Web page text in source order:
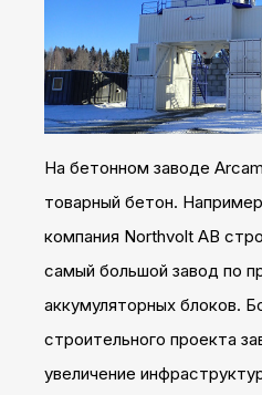
На бетонном заводе
товарный бетон.
компания Northvolt AB
самый большой завод по
аккумуляторных блоков.
строительного проекта
увеличение